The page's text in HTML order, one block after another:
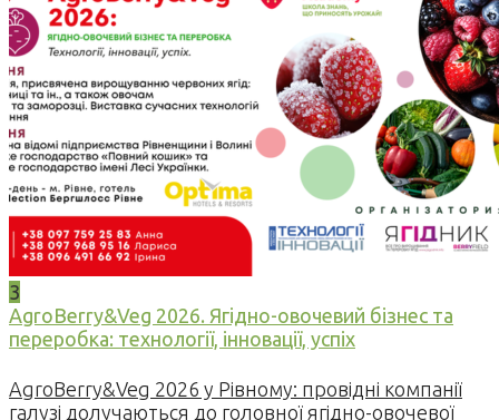
3
AgroBerry&Veg 2026. Ягідно-овочевий бізнес та
переробка: технології, інновації, успіх
AgroBerry&Veg 2026 у Рівному: провідні компанії
галузі долучаються до головної ягідно-овочевої